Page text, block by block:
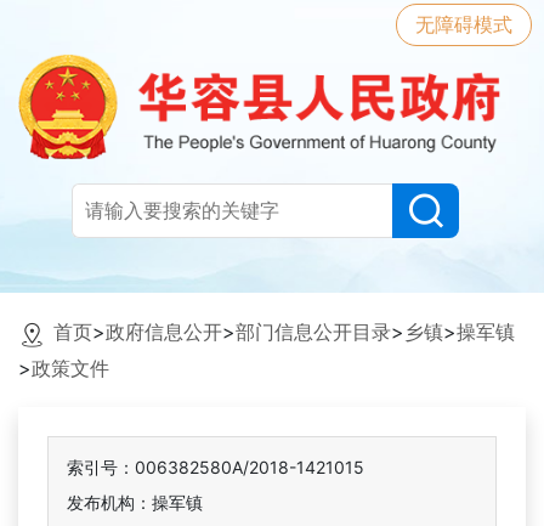
无障碍模式
首页>政府信息公开>部门信息公开目录> 乡镇>操军镇
>政策文件
索引号：006382580A/2018-1421015
发布机构：操军镇